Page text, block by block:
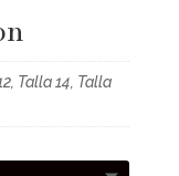
Talla 14, Talla